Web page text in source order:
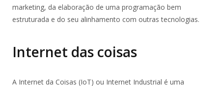
marketing, da elaboração de uma programação bem
estruturada e do seu alinhamento com outras tecnologias.
Internet das coisas
A Internet da Coisas (IoT) ou Internet Industrial é uma